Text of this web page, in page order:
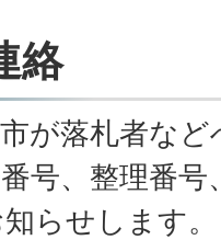
絡
が落札者な
号、整理番
らせします。